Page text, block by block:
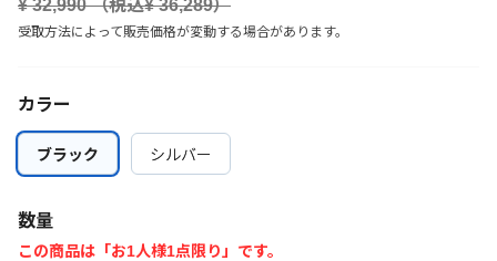
¥ 32,990（税込¥36,289）
受取方法によって販売価格が変動する場合があります。
カラー
ブラック
ブラック シルバー
シルバー
数量
この商品は「お1人様1点限り」です。